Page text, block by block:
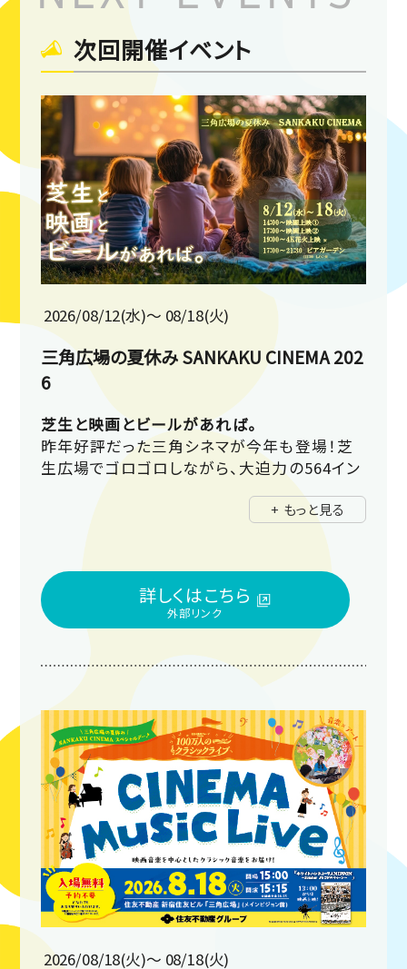
次回開催イベント
2026/08/12(水)〜 08/18(火)
三角広場の夏休み SANKAKU CINEMA 202
6
芝生と映画とビールがあれば。
昨年好評だった三角シネマが今年も登場！芝
生広場でゴロゴロしながら、大迫力の564イン
+ もっと見る
詳しくはこちら
2026/08/18(火)〜 08/18(火)